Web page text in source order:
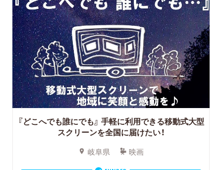
『どこへでも誰にでも』 手軽に利用できる移動式大型
スクリーンを全国に届けたい！
岐阜県 映画